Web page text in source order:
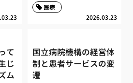
2026.03.23
医療
て
じ
ム
国立病院機構の経営体
制と患者サービスの変
遷